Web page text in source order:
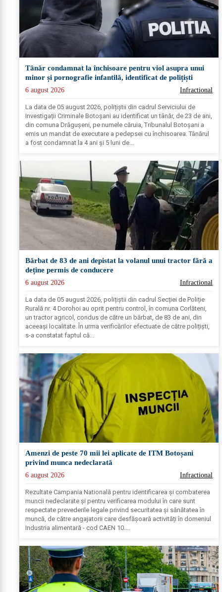
Tânăr condamnat la închisoare pentru viol asupra unui
minor și pornografie infantilă, identificat de polițiști
6 august 2026 Infractional
La data de 05 august 2026, polițiștii din cadrul Serviciului de
Investigații Criminale Botoșani au identificat un tânăr, de 23 de ani,
din comuna Drăgușeni, pe numele căruia, Tribunalul Botoșani a
emis un mandat de executare a pedepsei cu închisoarea. Tânărul
a fost condamnat la 4 ani și 5 luni de...
Bărbat de 83 de ani depistat la volanul unui tractor fără a
deține permis de conducere
6 august 2026 Infractional
La data de 05 august 2026, polițiștii din cadrul Secției de Poliție
Rurală nr. 4 Dorohoi au oprit pentru control, în comuna Corlăteni,
un tractor agricol, condus de către un bărbat, de 83 de ani, din
aceeași localitate. În urma verificărilor efectuate de către polițiști,
s-a constatat faptul că...
Amenzi de peste 70 mii lei aplicate de ITM Botoșani
privind munca nedeclarată
6 august 2026 Infractional
Rezultate Campania Natională pentru identificarea și combaterea
muncii nedeclarate și pentru verificarea modului în care sunt
respectate prevederile legale privind securitatea și sănătatea în
muncă, de către angajatorii care desfășoară activități în domeniul
Industria alimentară - cod CAEN 10....